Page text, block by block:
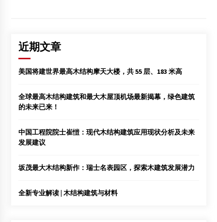
近期文章
美国将建世界最高木结构摩天大楼，共 55 层、183 米高
全球最高木结构建筑和最大木屋顶机场最新揭幕，绿色建筑
的未来已来！
中国工程院院士崔愷：现代木结构建筑应用现状分析及未来
发展建议
坂茂最大木结构新作：瑞士名表园区，探索木建筑发展潜力
全新专业解读 | 木结构建筑与材料